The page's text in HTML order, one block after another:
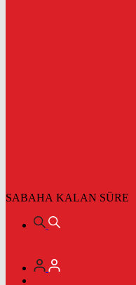
SABAHA KALAN SÜRE